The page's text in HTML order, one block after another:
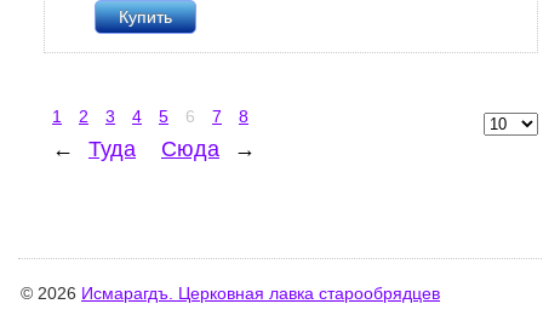
Купить
← Туда
1 2 3 4 5 6 7 8
Сюда →
© 2026 Исмарагдъ. Церковная лавка старообрядцев